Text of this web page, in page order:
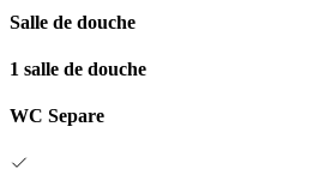
Salle de douche
1 salle de douche
WC Separe